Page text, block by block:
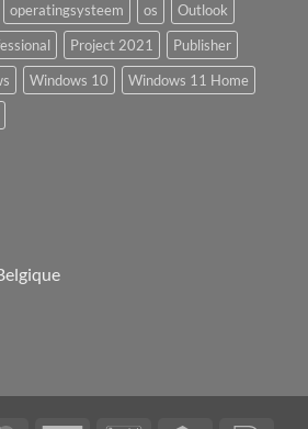
operatingsysteem os
Outlook
Project 2021
Publisher
Windows 10
Windows 11 Home